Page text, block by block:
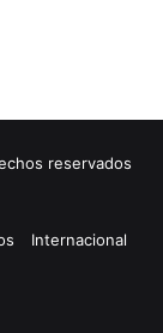
reservados
Internacional